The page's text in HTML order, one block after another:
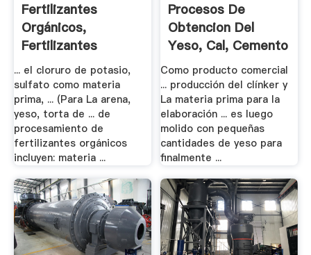
Fertilizantes
Orgánicos,
Fertilizantes
Inorgánicos ...
... el cloruro de potasio,
sulfato como materia
prima, ... (Para La arena,
yeso, torta de ... de
procesamiento de
fertilizantes orgánicos
incluyen: materia ...
Procesos De
Obtencion Del
Yeso, Cal, Cemento
Y .
Como producto comercial
... producción del clínker y
La materia prima para la
elaboración ... es luego
molido con pequeñas
cantidades de yeso para
finalmente ...